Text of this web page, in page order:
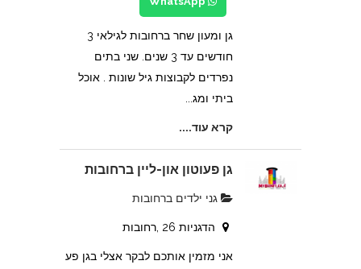
גן ומעון שחר ברחובות לגילאי 3
חודשים עד 3 שנים. שני בתים
נפרדים לקבוצות גיל שונות . אוכל
ביתי ומג...
קרא עוד....
גן פעוטון און-ליין ברחובות
גני ילדים ברחובות
הדגניות 26 ,רחובות
אני מזמין אותכם לבקר אצלי בגן פע